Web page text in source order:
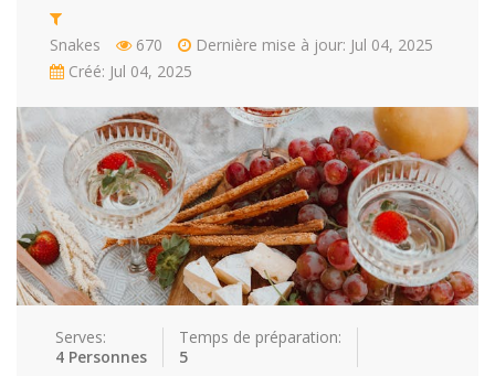
Plat princ… Poisson Porc Poulet
Soupes St valenti…
Viande
Recettes
Conseils et astuces
Nous contacter
Connexion / Inscription
Snakes 670
Dernière mise à jour: Jul 04, 2025
Créé: Jul 04, 2025
Serves:
4 Personnes
Temps de préparation:
5